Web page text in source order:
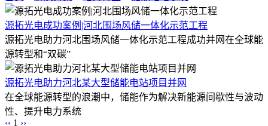
源拓光电成功案例|河北围场风储一体化示范工程
源拓光电助力河北围场风储一体化示范工程成功并网在全球能
源转型和“双碳”
源拓光电助力河北某大型储能电站项目并网
在全球能源转型的浪潮中，储能作为解决新能源间歇性与波动
性、提升电力系统
‹‹ 1 ››